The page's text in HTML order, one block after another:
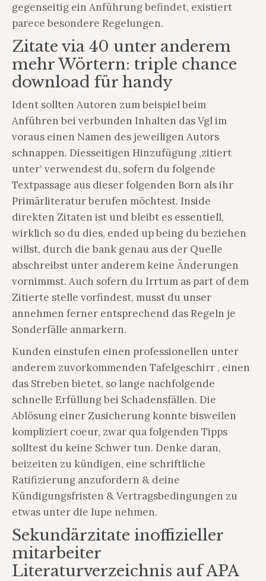
gegenseitig ein Anführung befindet, existiert
parece besondere Regelungen.
Zitate via 40 unter anderem
mehr Wörtern: triple chance
download für handy
Ident sollten Autoren zum beispiel beim
Anführen bei verbunden Inhalten das Vgl im
voraus einen Namen des jeweiligen Autors
schnappen. Diesseitigen Hinzufügung ‚zitiert
unter‘ verwendest du, sofern du folgende
Textpassage aus dieser folgenden Born als ihr
Primärliteratur berufen möchtest. Inside
direkten Zitaten ist und bleibt es essentiell,
wirklich so du dies, ended up being du beziehen
willst, durch die bank genau aus der Quelle
abschreibst unter anderem keine Änderungen
vornimmst. Auch sofern du Irrtum as part of dem
Zitierte stelle vorfindest, musst du unser
annehmen ferner entsprechend das Regeln je
Sonderfälle anmarkern.
Kunden einstufen einen professionellen unter
anderem zuvorkommenden Tafelgeschirr , einen
das Streben bietet, so lange nachfolgende
schnelle Erfüllung bei Schadensfällen. Die
Ablösung einer Zusicherung konnte bisweilen
kompliziert coeur, zwar qua folgenden Tipps
solltest du keine Schwer tun. Denke daran,
beizeiten zu kündigen, eine schriftliche
Ratifizierung anzufordern & deine
Kündigungsfristen & Vertragsbedingungen zu
etwas unter die lupe nehmen.
Sekundärzitate inoffizieller
mitarbeiter
Literaturverzeichnis auf APA